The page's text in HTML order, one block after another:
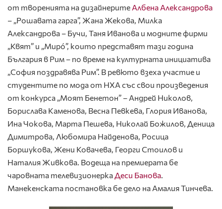
от творенията на дизайнерите Албена Александрова
– „Рошавата гарга”, Жана Жекова, Милка
Александрова – Бучи, Таня Иванова и модните фирми
„Квят” и „Мирó”, които представят тази година
България в Рим – по време на културната инициатива
„София поздравява Рим”. В ревюто взеха участие и
студентите по мода от НХА със свои произведения
от конкурса „Моят Бенетон” – Андрей Николов,
Борислава Каменова, Весна Певкева, Глория Иванова,
Ина Чокова, Марта Пешева, Николай Божилов, Деница
Димитрова, Любомира Найденова, Росица
Боршукова, Жени Ковачева, Георги Стоилов и
Наталия Живкова. Водеща на премиерата бе
чаровната телевизионеркаДеси Банова.
Манекенската постановка бе дело на Амалия Тинчева.